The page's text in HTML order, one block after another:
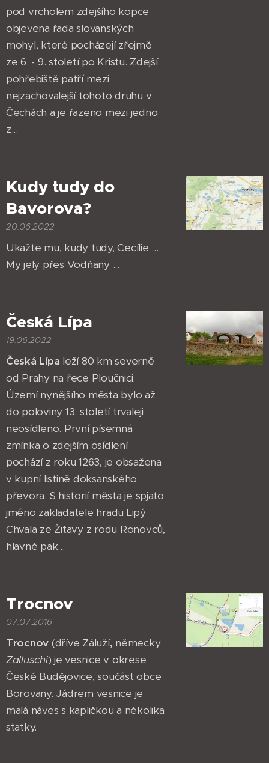
pod vrcholem zdejšího kopce
objevena řada slovanských
mohyl, které pocházejí zřejmě
ze 6. - 9. století po Kristu. Zdejší
pohřebiště patří mezi
nejzachovalejší tohoto druhu v
Čechách a je řazeno mezi jedno
z...
Kudy tudy do
Bavorova?
20.06.2022
Ukažte mu, kudy tudy, Cecílie ...
My jely přes Vodňany ...
Česká Lípa
19.06.2022
Česká Lípa leží 80 km severně
od Prahy na řece Ploučnici.
Území nynějšího města bylo až
do poloviny 13. století trvaleji
neosídleno. První písemná
zmínka o zdejším osídlení
pochází z roku 1263, je obsažena
v kupní listině doksanského
převora. S historií města je spjato
jméno zakladatele hradu Lipý
Chvala ze Žitavy z rodu Ronovců,
hlavně pak...
Trocnov
07.07.2016
Trocnov (dříve Záluží, německy
Zalluschi) je vesnice v okrese
České Budějovice, součást obce
Borovany. Jádrem vesnice je
malá náves s kapličkou a několika
statky.